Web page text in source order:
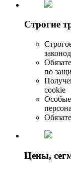
Строгие
по
cookie
Особые
Цены,